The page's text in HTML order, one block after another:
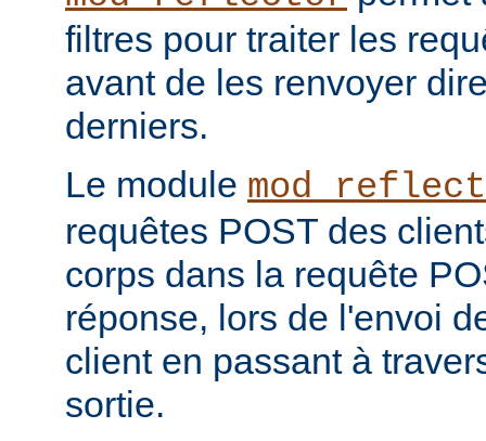
filtres pour traiter les
avant de les renvoyer
derniers.
Le module
requêtes POST des
corps dans la requête
réponse, lors de l'envoi
client en passant à
sortie.